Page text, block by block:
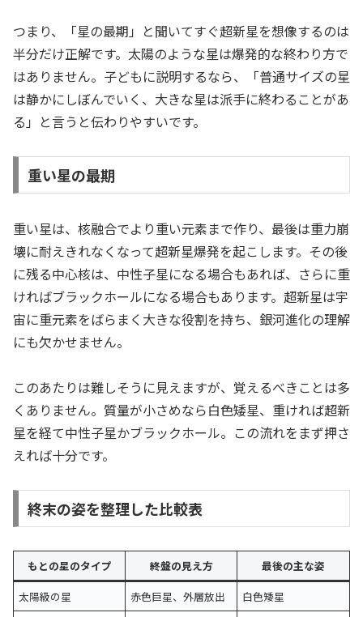
つまり、「星の最期」と聞いてすぐ超新星を想像するのは
半分だけ正解です。太陽のような星は爆発的な終わり方で
はありません。子どもに説明するなら、「普通サイズの星
は静かにしぼんでいく、大きな星は派手に終わることがあ
る」と言うと伝わりやすいです。
重い星の最期
重い星は、核融合でより重い元素まで作り、最後は重力崩
壊に耐えきれなくなって超新星爆発を起こします。その後
に残る中心核は、中性子星になる場合もあれば、さらに重
ければブラックホールになる場合もあります。超新星は宇
宙に重元素をばらまく大きな役割を持ち、銀河進化の理解
にも欠かせません。
このあたりは難しそうに見えますが、覚えるべきことは多
くありません。質量が小さめなら白色矮星、重ければ超新
星を経て中性子星かブラックホール。この流れをまず押さ
えれば十分です。
終末の姿を整理した比較表
もとの星のタイプ 終盤の見え方
最後の主な姿
太陽級の星
赤色巨星、外層放出 白色矮星